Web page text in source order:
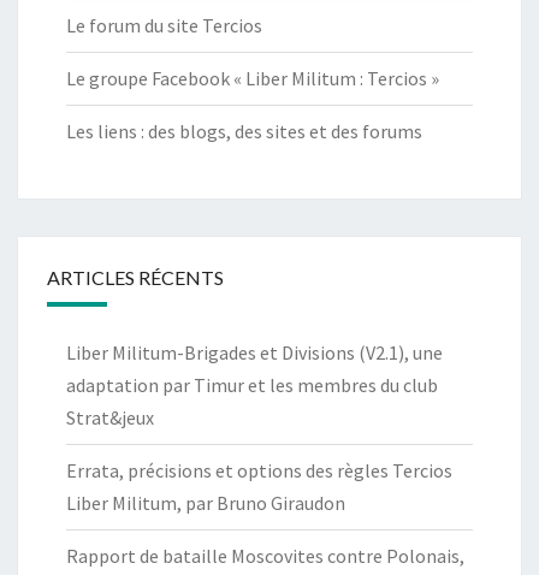
Le forum du site Tercios
Le groupe Facebook « Liber Militum : Tercios »
Les liens : des blogs, des sites et des forums
ARTICLES RÉCENTS
Liber Militum-Brigades et Divisions (V2.1), une
adaptation par Timur et les membres du club
Strat&jeux
Errata, précisions et options des règles Tercios
Liber Militum, par Bruno Giraudon
Rapport de bataille Moscovites contre Polonais,